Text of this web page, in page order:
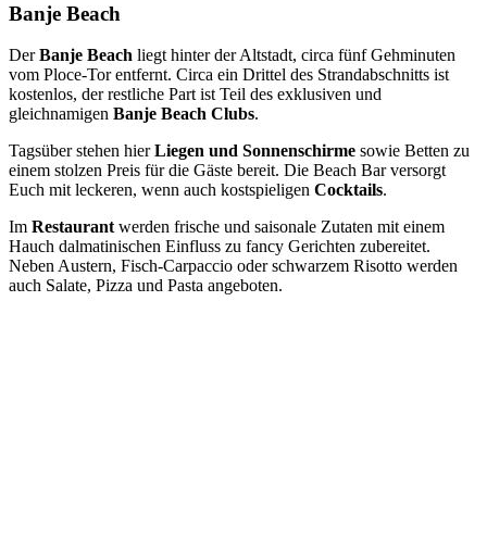
Banje Beach
DerBanje Beach liegt hinter der Altstadt, circa fünf Gehminuten
vom Ploce-Tor entfernt. Circa ein Drittel des Strandabschnitts ist
kostenlos, der restliche Part ist Teil des exklusiven und
gleichnamigen Banje Beach Clubs.
Tagsüber stehen hierLiegen und Sonnenschirme sowie Betten zu
einem stolzen Preis für die Gäste bereit. Die Beach Bar versorgt
Euch mit leckeren, wenn auch kostspieligen Cocktails.
Im Restaurant werden frische und saisonale Zutaten mit einem
Hauch dalmatinischen Einfluss zu fancy Gerichten zubereitet.
Neben Austern, Fisch-Carpaccio oder schwarzem Risotto werden
auch Salate, Pizza und Pasta angeboten.